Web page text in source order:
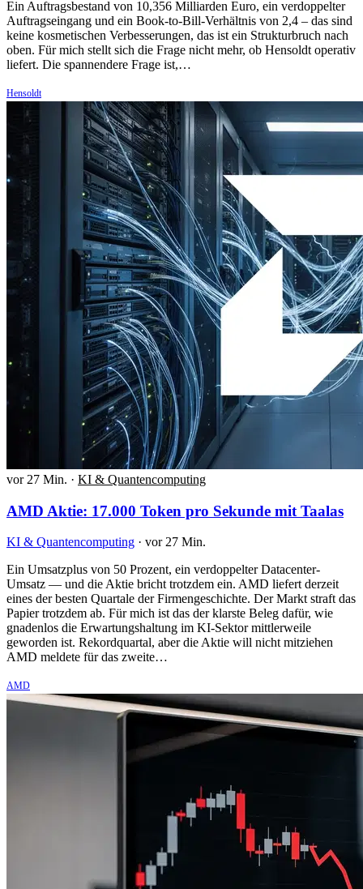
Ein Auftragsbestand von 10,356 Milliarden Euro, ein verdoppelter
Auftragseingang und ein Book-to-Bill-Verhältnis von 2,4 – das sind
keine kosmetischen Verbesserungen, das ist ein Strukturbruch nach
oben. Für mich stellt sich die Frage nicht mehr, ob Hensoldt operativ
liefert. Die spannendere Frage ist,…
Hensoldt
vor 27 Min. · KI & Quantencomputing
AMD Aktie: 17.000 Token pro Sekunde mit Taalas
KI & Quantencomputing · vor 27 Min.
Ein Umsatzplus von 50 Prozent, ein verdoppelter Datacenter-
Umsatz — und die Aktie bricht trotzdem ein. AMD liefert derzeit
eines der besten Quartale der Firmengeschichte. Der Markt straft das
Papier trotzdem ab. Für mich ist das der klarste Beleg dafür, wie
gnadenlos die Erwartungshaltung im KI-Sektor mittlerweile
geworden ist. Rekordquartal, aber die Aktie will nicht mitziehen
AMD meldete für das zweite…
AMD